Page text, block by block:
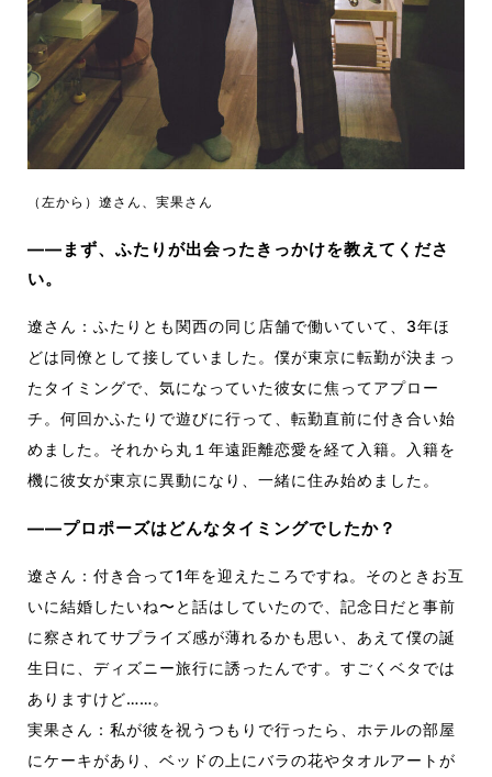
（左から）遼さん、実果さん
――まず、ふたりが出会ったきっかけを教えてくださ
い。
遼さん：ふたりとも関西の同じ店舗で働いていて、3年ほ
どは同僚として接していました。僕が東京に転勤が決まっ
たタイミングで、気になっていた彼女に焦ってアプロー
チ。何回かふたりで遊びに行って、転勤直前に付き合い始
めました。それから丸１年遠距離恋愛を経て入籍。入籍を
機に彼女が東京に異動になり、一緒に住み始めました。
――プロポーズはどんなタイミングでしたか？
遼さん：付き合って1年を迎えたころですね。そのときお互
いに結婚したいね〜と話はしていたので、記念日だと事前
に察されてサプライズ感が薄れるかも思い、あえて僕の誕
生日に、ディズニー旅行に誘ったんです。すごくベタでは
ありますけど……。
実果さん：私が彼を祝うつもりで行ったら、ホテルの部屋
にケーキがあり、ベッドの上にバラの花やタオルアートが